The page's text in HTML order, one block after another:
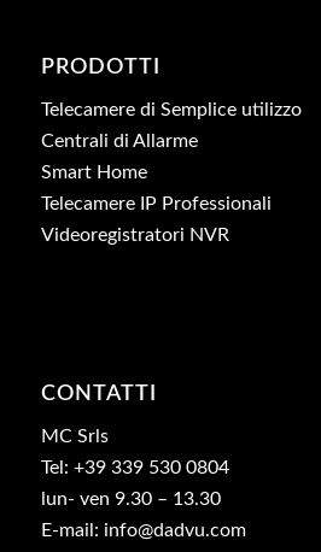
PRODOTTI
Telecamere di Semplice utilizzo
Centrali di Allarme
Smart Home
Telecamere IP Professionali
Videoregistratori NVR
CONTATTI
MC Srls
Tel: +39 339 530 0804
lun- ven 9.30 – 13.30
E-mail: info@dadvu.com